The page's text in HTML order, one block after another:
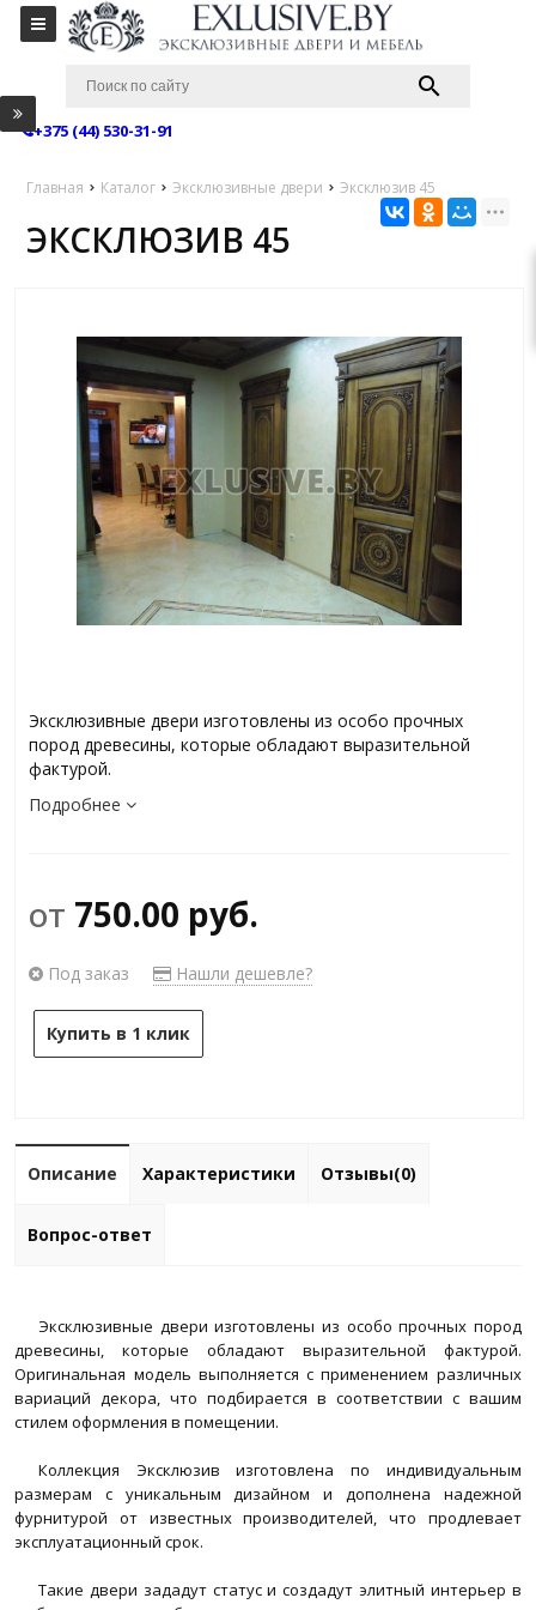
+375 (44) 530-31-91
Главная Каталог Эксклюзивные двери Эксклюзив 45
ЭКСКЛЮЗИВ 45
Эксклюзивные двери изготовлены из особо прочных
пород древесины, которые обладают выразительной
фактурой.
Подробнее
от 750.00 руб.
Под заказ Нашли дешевле?
Купить в 1 клик
Описание Характеристики Отзывы(0)
Вопрос-ответ
Эксклюзивные двери изготовлены из особо прочных пород
древесины, которые обладают выразительной фактурой.
Оригинальная модель выполняется с применением различных
вариаций декора, что подбирается в соответствии с вашим
стилем оформления в помещении.
Коллекция Эксклюзив изготовлена по индивидуальным
размерам с уникальным дизайном и дополнена надежной
фурнитурой от известных производителей, что продлевает
эксплуатационный срок.
Такие двери зададут статус и создадут элитный интерьер в